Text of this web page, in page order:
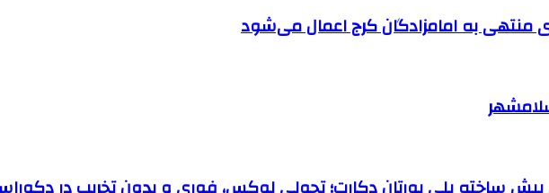
منتهی به امامزادگان کرج اعمال می‌شود